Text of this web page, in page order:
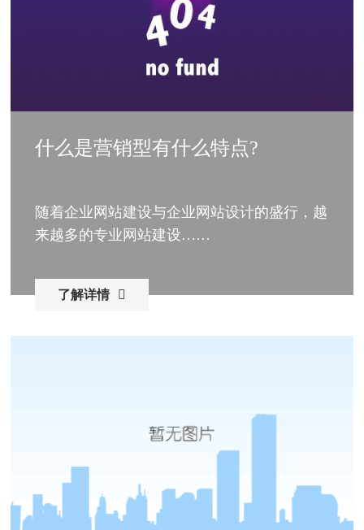
什么是营销型有什么特点?
随着企业网站建设与企业网站设计的盛行，越
来越多的专业网站建设……
了解详情